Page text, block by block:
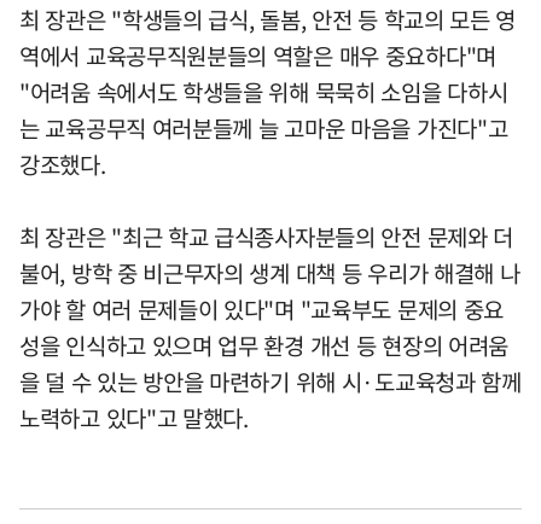
최 장관은 "학생들의 급식, 돌봄, 안전 등 학교의 모든 영
역에서 교육공무직원분들의 역할은 매우 중요하다"며
"어려움 속에서도 학생들을 위해 묵묵히 소임을 다하시
는 교육공무직 여러분들께 늘 고마운 마음을 가진다"고
강조했다.
최 장관은 "최근 학교 급식종사자분들의 안전 문제와 더
불어, 방학 중 비근무자의 생계 대책 등 우리가 해결해 나
가야 할 여러 문제들이 있다"며 "교육부도 문제의 중요
성을 인식하고 있으며 업무 환경 개선 등 현장의 어려움
을 덜 수 있는 방안을 마련하기 위해 시·도교육청과 함께
노력하고 있다"고 말했다.